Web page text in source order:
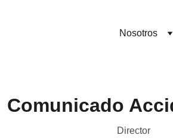
Nosotros
Comunicado
Director